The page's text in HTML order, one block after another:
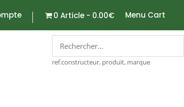
0 Article 0.00€ Menu Cart
ref.constructeur, produit, marque